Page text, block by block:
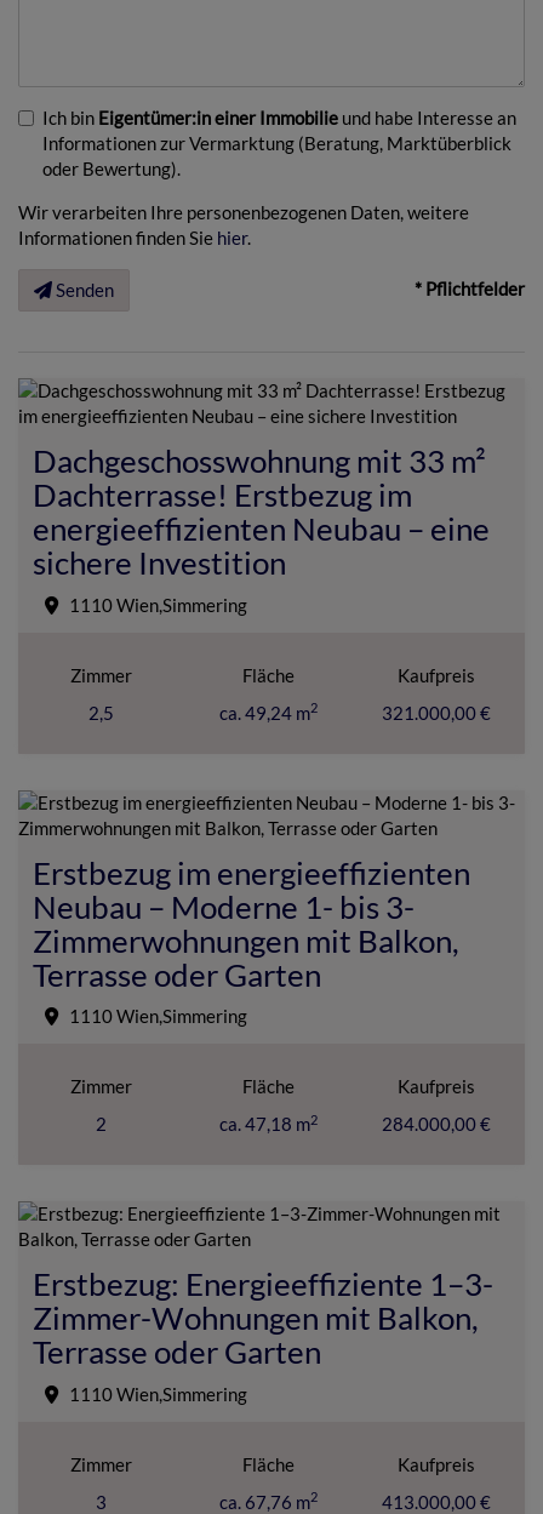
Ich bin Eigentümer:in einer Immobilie und habe Interesse an
Informationen zur Vermarktung (Beratung, Marktüberblick
oder Bewertung).
Wir verarbeiten Ihre personenbezogenen Daten, weitere
Informationen finden Sie hier.
Senden * Pflichtfelder
Dachgeschosswohnung mit 33 m²
Dachterrasse! Erstbezug im
energieeffizienten Neubau – eine
sichere Investition
1110 Wien,Simmering
Zimmer
2,5
Fläche
ca. 49,24 m2
Kaufpreis
321.000,00 €
Erstbezug im energieeffizienten
Neubau – Moderne 1- bis 3-
Zimmerwohnungen mit Balkon,
Terrasse oder Garten
1110 Wien,Simmering
Zimmer
2
Fläche
ca. 47,18 m2
Kaufpreis
284.000,00 €
Erstbezug: Energieeffiziente 1–3-
Zimmer-Wohnungen mit Balkon,
Terrasse oder Garten
1110 Wien,Simmering
Zimmer
3
Fläche
ca. 67,76 m2
Kaufpreis
413.000,00 €